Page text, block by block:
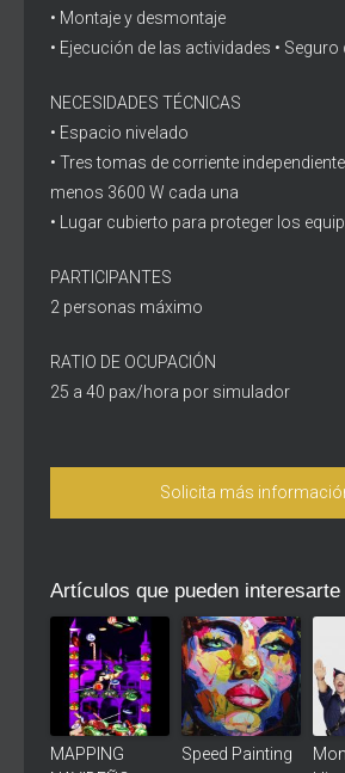
• Montaje y desmontaje
• Ejecución de las actividades • Seguro
NECESIDADES TÉCNICAS
• Espacio nivelado
• Tres tomas de corriente
menos 3600 W cada una
• Lugar cubierto para proteger los
PARTICIPANTES
2 personas máximo
RATIO DE OCUPACIÓN
25 a 40 pax/hora por simulador
Solicita más
Artículos que pueden interesarte
MAPPING
Speed Painting